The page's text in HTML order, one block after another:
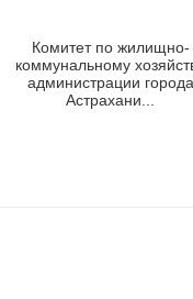
Комитет по жилищно-
коммунальному
администрации города
Астрахани...